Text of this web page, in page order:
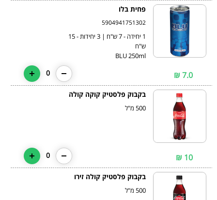
פחית בלו
5904941751302
1 יחידה - 7 ש"ח | 3 יחידות - 15
BLU 250ml
7.0 ₪
0
בקבוק פלסטיק קוקה קולה
500 מ"ל
10 ₪
0
בקבוק פלסטיק קולה זירו
500 מ"ל